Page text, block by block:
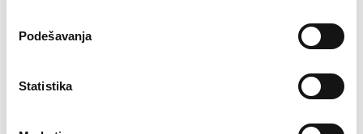
Podešavanja
Statistika
Šifra: 14471